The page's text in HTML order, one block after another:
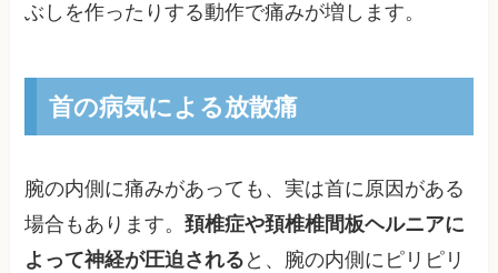
ぶしを作ったりする動作で痛みが増します。
首の病気による放散痛
腕の内側に痛みがあっても、実は首に原因がある
場合もあります。頚椎症や頚椎椎間板ヘルニアに
よって神経が圧迫される と、腕の内側にピリピリ